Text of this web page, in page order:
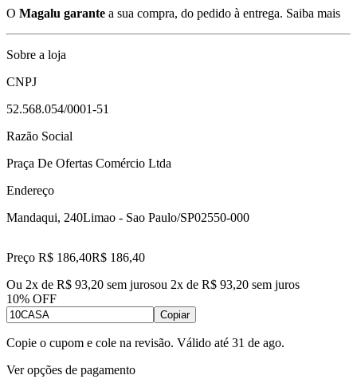
O Magalu garante a sua compra, do pedido à entrega. Saiba mais
Sobre a loja
CNPJ
52.568.054/0001-51
Razão Social
Praça De Ofertas Comércio Ltda
Endereço
Mandaqui, 240Limao - Sao Paulo/SP02550-000
Preço R$ 186,40R$ 186,40
Ou 2x de R$ 93,20 sem jurosou 2x de R$ 93,20 sem juros
10% OFF
Copiar
Copie o cupom e cole na revisão. Válido até 31 de ago.
Ver opções de pagamento